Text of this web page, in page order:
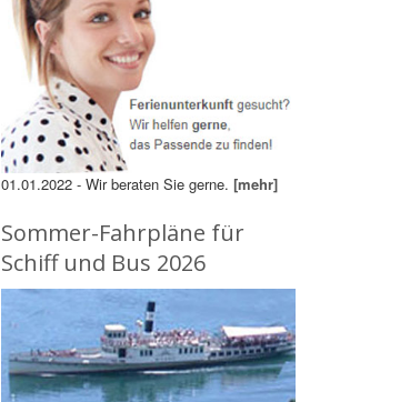
01.01.2022 - Wir beraten Sie gerne. [mehr]
Sommer-Fahrpläne für
Schiff und Bus 2026